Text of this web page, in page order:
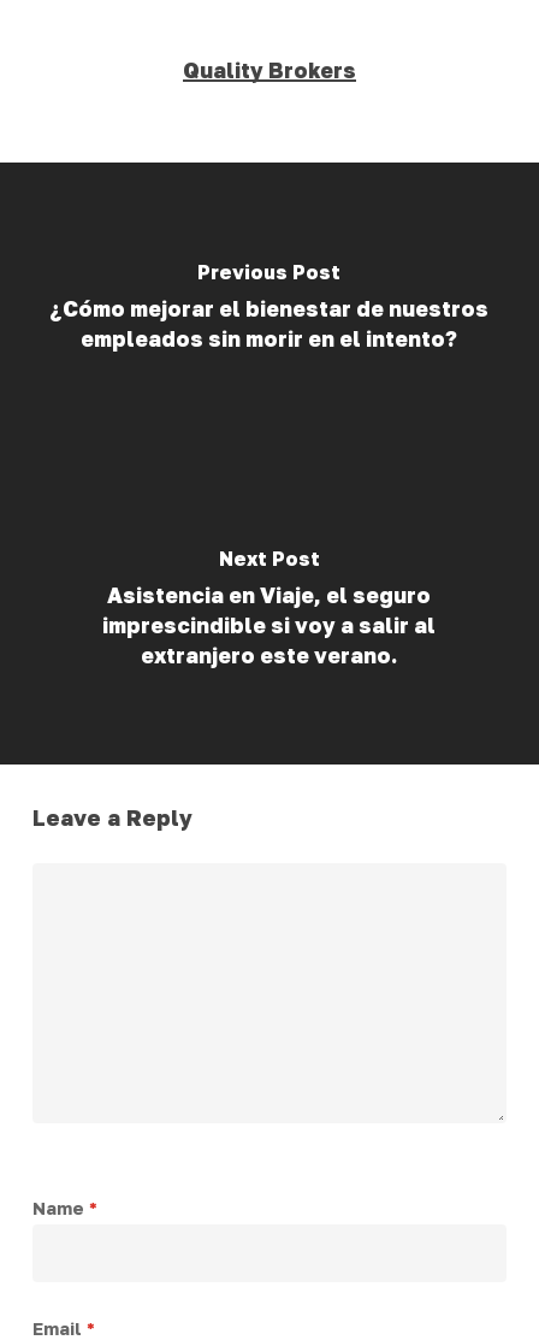
Quality Brokers
Previous Post
¿Cómo mejorar el bienestar de nuestros
empleados sin morir en el intento?
Next Post
Asistencia en Viaje, el seguro
imprescindible si voy a salir al
extranjero este verano.
Leave a Reply
Name *
Email *